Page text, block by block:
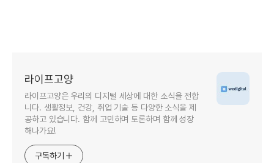
라이프고양
라이프고양은 우리의 디지털 세상에 대한 소식을 전합
니다. 생활정보, 건강, 취업 기술 등 다양한 소식을 제
공하고 있습니다. 함께 고민하며 토론하며 함께 성장
해나가요!
구독하기